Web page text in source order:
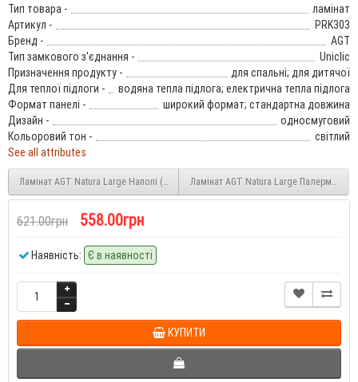
Тип товара -
ламінат
Артикул -
PRK303
Бренд -
AGT
Тип замкового з'єднання -
Uniclic
Призначення продукту -
для спальні; для дитячої
Для теплої підлоги -
водяна тепла підлога; електрична тепла підлога
Формат панелі -
широкий формат; стандартна довжина
Дизайн -
односмуговий
Кольоровий тон -
світлий
See all attributes
Ламінат AGT Natura Large Наполі (Napoli PRK302) 8 мм 32 клас
Ламінат AGT Natura Large Палермо
621.00грн 558.00грн
Наявність: Є в наявності
КУПИТИ